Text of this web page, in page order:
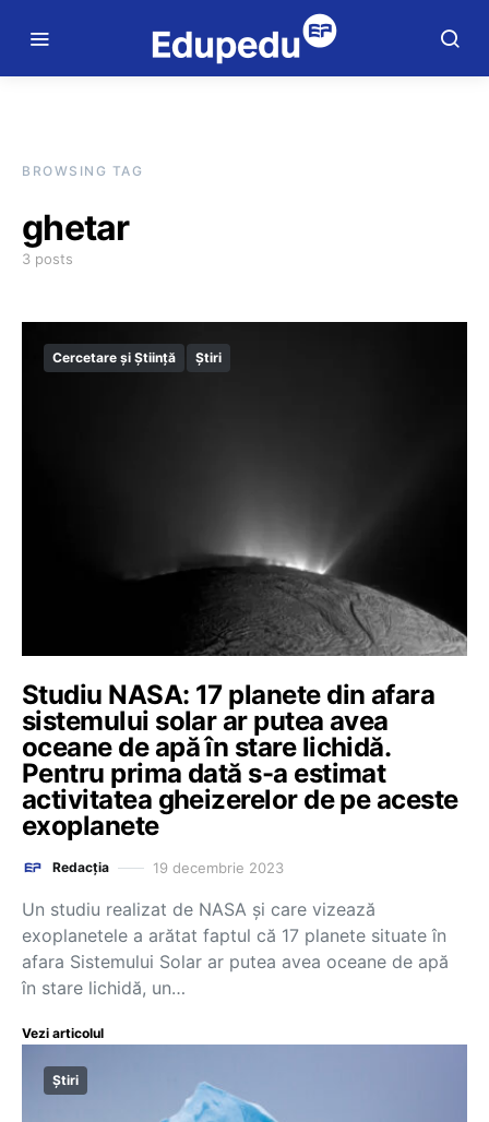
BROWSING TAG
ghetar
3 posts
Cercetare și Știință Știri
Studiu NASA: 17 planete din afara
sistemului solar ar putea avea
oceane de apă în stare lichidă.
Pentru prima dată s-a estimat
activitatea gheizerelor de pe aceste
exoplanete
Redacția 19 decembrie 2023
Un studiu realizat de NASA şi care vizează
exoplanetele a arătat faptul că 17 planete situate în
afara Sistemului Solar ar putea avea oceane de apă
în stare lichidă, un…
Vezi articolul
Știri